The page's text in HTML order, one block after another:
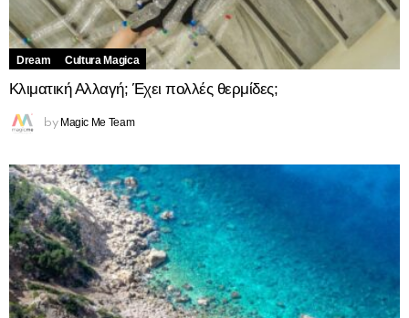
Dream Cultura Magica
Κλιματική Αλλαγή; Έχει πολλές θερμίδες;
by Magic Me Team